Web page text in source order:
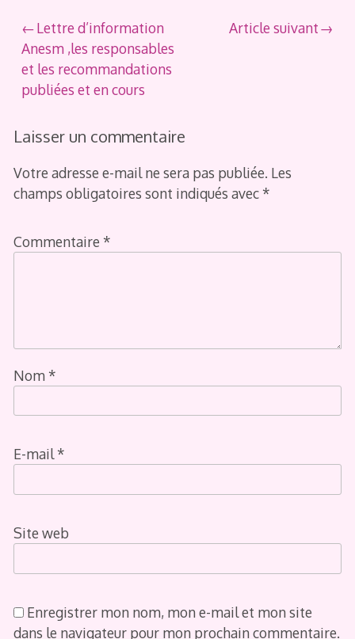
Navigation
de
l’article
Lettre d’information
Anesm ,les responsables
et les recommandations
publiées et en cours
Article suivant
Laisser un commentaire
Votre adresse e-mail ne sera pas publiée. Les
champs obligatoires sont indiqués avec *
Commentaire *
Nom *
E-mail*
Site web
Enregistrer mon nom, mon e-mail et mon site
dans le navigateur pour mon prochain commentaire.